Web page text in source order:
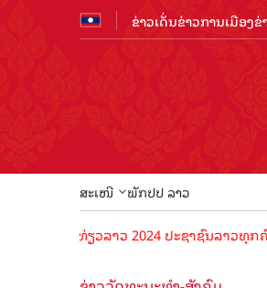
ຂ່າວເດັ່ນຂ່າວການເມືອງຂ່
ສະເໜີ ພັກປປ ລາວ
ອງທ່ຽວລາວ 2024 ປະຊາຊົນລາວທຸກຄົນຈົ່ງ